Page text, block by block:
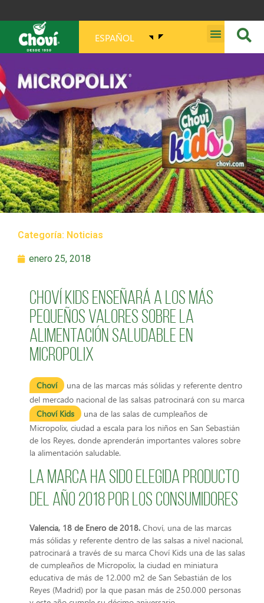
ESPAÑOL
Categoría: Noticias
enero 25, 2018
Choví Kids enseñará a los más
pequeños valores sobre la
alimentación saludable en
Micropolix
Choví
una de las marcas más sólidas y referente dentro
del mercado nacional de las salsas patrocinará con su marca
Choví Kids
una de las salas de cumpleaños de
Micropolix, ciudad a escala para los niños en San Sebastián
de los Reyes, donde aprenderán importantes valores sobre
la alimentación saludable.
La marca ha sido elegida producto
del año 2018 por los consumidores
Valencia, 18 de Enero de 2018. Choví, una de las marcas
más sólidas y referente dentro de las salsas a nivel nacional,
patrocinará a través de su marca Choví Kids una de las salas
de cumpleaños de Micropolix, la ciudad en miniatura
educativa de más de 12.000 m2 de San Sebastián de los
Reyes (Madrid) por la que pasan más de 250.000 personas